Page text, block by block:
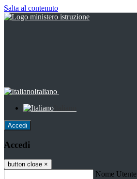
Salta al contenuto
Italiano
Accedi
Accedi
button close ×
Nome Utente